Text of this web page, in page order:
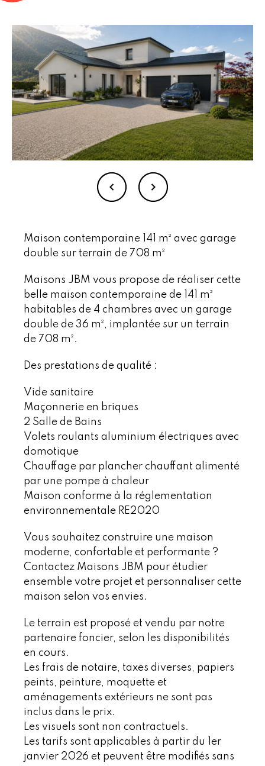
Maison contemporaine 141 m² avec garage
double sur terrain de 708 m²
Maisons JBM vous propose de réaliser cette
belle maison contemporaine de 141 m²
habitables de 4 chambres avec un garage
double de 36 m², implantée sur un terrain
de 708 m².
Des prestations de qualité :
Vide sanitaire
Maçonnerie en briques
2 Salle de Bains
Volets roulants aluminium électriques avec
domotique
Chauffage par plancher chauffant alimenté
par une pompe à chaleur
Maison conforme à la réglementation
environnementale RE2020
Vous souhaitez construire une maison
moderne, confortable et performante ?
Contactez Maisons JBM pour étudier
ensemble votre projet et personnaliser cette
maison selon vos envies.
Le terrain est proposé et vendu par notre
partenaire foncier, selon les disponibilités
en cours.
Les frais de notaire, taxes diverses, papiers
peints, peinture, moquette et
aménagements extérieurs ne sont pas
inclus dans le prix.
Les visuels sont non contractuels.
Les tarifs sont applicables à partir du 1er
janvier 2026 et peuvent être modifiés sans